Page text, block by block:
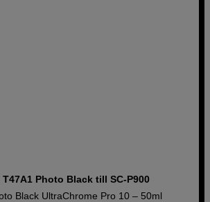
Photo Black till SC-P900
Black UltraChrome Pro 10 – 50ml